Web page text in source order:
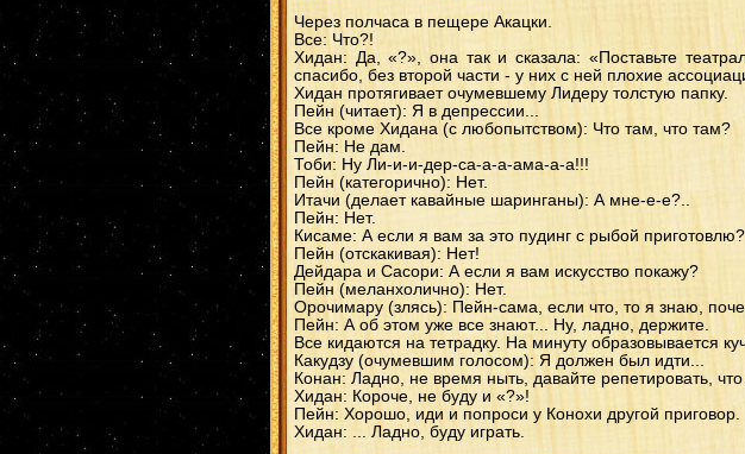
Через полчаса в пещере Акацки.
Все: Что?!
Хидан: Да, «?», она так и сказала: «Поставьте
спасибо, без второй части - у них с ней плохие
Хидан протягивает очумевшему Лидеру толстую папку.
Пейн (читает): Я в депрессии...
Все кроме Хидана (с любопытством): Что там, что там?
Пейн: Не дам.
Тоби: Ну Ли-и-и-дер-са-а-а-ама-а-а!!!
Пейн (категорично): Нет.
Итачи (делает кавайные шаринганы): А мне-е-е?..
Пейн: Нет.
Кисаме: А если я вам за это пудинг с рыбой приготовлю?
Пейн (отскакивая): Нет!
Дейдара и Сасори: А если я вам искусство покажу?
Пейн (меланхолично): Нет.
Орочимару (злясь): Пейн-сама, если что, то я знаю,
Пейн: А об этом уже все знают... Ну, ладно, держите.
Все кидаются на тетрадку. На минуту образовывается
Какудзу (очумевшим голосом): Я должен был идти...
Конан: Ладно, не время ныть, давайте репетировать,
Хидан: Короче, не буду и «?»!
Пейн: Хорошо, иди и попроси у Конохи другой приговор.
Хидан: ... Ладно, буду играть.